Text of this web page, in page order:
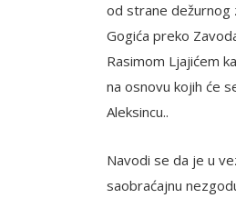
od strane dežurnog
Gogića preko
Rasimom Ljajićem
na osnovu kojih će
Aleksincu..
Navodi se da je u
saobraćajnu